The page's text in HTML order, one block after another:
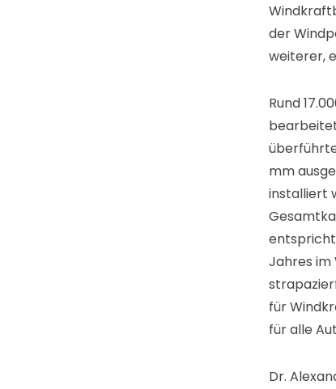
der
weiterer,
Rund
mm
installiert
Jahres im
für
für alle
Dr.